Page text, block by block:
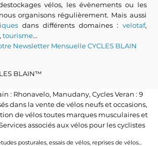
vélos, les évènements ou les
organisons régulièrement. Mais aussi
dans différents domaines : velotaf,
,tourisme...
Newsletter Mensuelle CYCLES BLAIN
BLAIN™
: Rhonavelo, Manudany, Cycles Veran : 9
dans la vente de vélos neufs et occasions,
de vélos toutes marques musculaires et
associés aux vélos pour les cyclistes
posturales, essais de vélos, reprises de vélos...